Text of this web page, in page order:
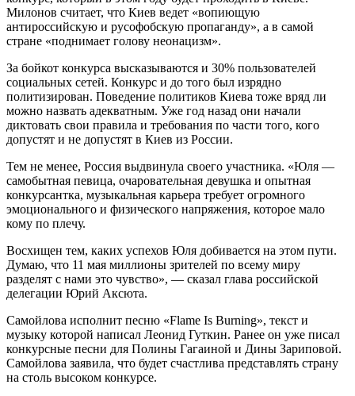
Милонов считает, что Киев ведет «вопиющую
антироссийскую и русофобскую пропаганду», а в самой
стране «поднимает голову неонацизм».
За бойкот конкурса высказываются и 30% пользователей
социальных сетей. Конкурс и до того был изрядно
политизирован. Поведение политиков Киева тоже вряд ли
можно назвать адекватным. Уже год назад они начали
диктовать свои правила и требования по части того, кого
допустят и не допустят в Киев из России.
Тем не менее, Россия выдвинула своего участника. «Юля —
самобытная певица, очаровательная девушка и опытная
конкурсантка, музыкальная карьера требует огромного
эмоционального и физического напряжения, которое мало
кому по плечу.
Восхищен тем, каких успехов Юля добивается на этом пути.
Думаю, что 11 мая миллионы зрителей по всему миру
разделят с нами это чувство», — сказал глава российской
делегации Юрий Аксюта.
Самойлова исполнит песню «Flame Is Burning», текст и
музыку которой написал Леонид Гуткин. Ранее он уже писал
конкурсные песни для Полины Гагаиной и Дины Зариповой.
Самойлова заявила, что будет счастлива представлять страну
на столь высоком конкурсе.